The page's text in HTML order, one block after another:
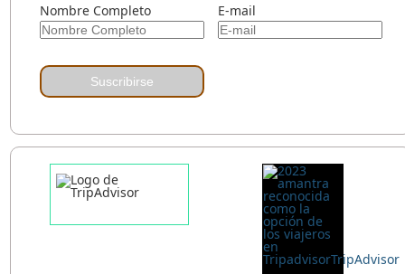
Nombre Completo E-mail
Suscribirse